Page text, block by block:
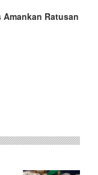
Amankan Ratusan